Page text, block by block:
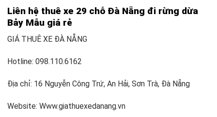
Liên hệ thuê xe 29 chỗ Đà Nẵng đi rừng dừa
Bảy Mẫu giá rẻ
GIÁ THUÊ XE ĐÀ NẴNG
Hotline: 098.110.6162
Địa chỉ: 16 Nguyễn Công Trứ, An Hải, Sơn Trà, Đà Nẵng
Website: Www.giathuexedanang.vn